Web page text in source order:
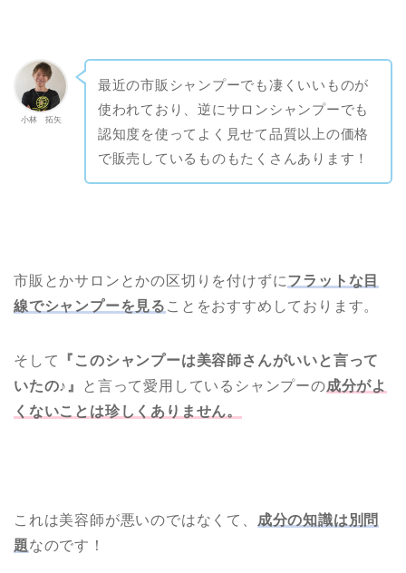
小林 拓矢
最近の市販シャンプーでも凄くいいものが
使われており、逆にサロンシャンプーでも
認知度を使ってよく見せて品質以上の価格
で販売しているものもたくさんあります！
市販とかサロンとかの区切りを付けずにフラットな目
線でシャンプーを見る ことをおすすめしております。
そして
『このシャンプーは美容師さんがいいと言って
いたの♪』
と言って愛用しているシャンプーの成分がよ
くないことは珍しくありません。
これは美容師が悪いのではなくて、 成分の知識は別問
題なのです！